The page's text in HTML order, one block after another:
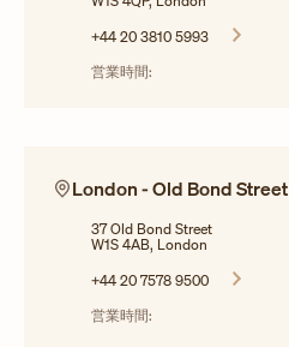
+44 20 3810 5993
営業時間:
London - Old Bond Street
37 Old Bond Street
W1S 4AB, London
+44 20 7578 9500
営業時間: